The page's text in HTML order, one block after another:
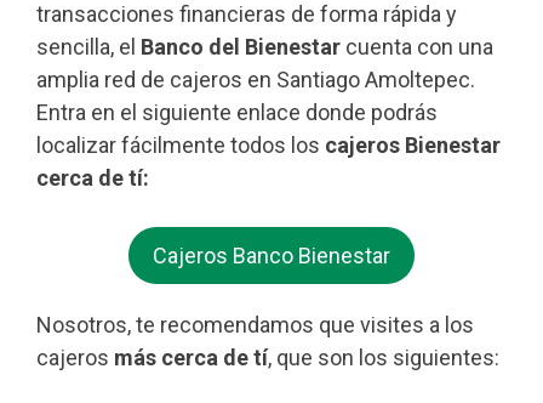
transacciones financieras de forma rápida y
sencilla, el Banco del Bienestar cuenta con una
amplia red de cajeros en Santiago Amoltepec.
Entra en el siguiente enlace donde podrás
localizar fácilmente todos los cajeros Bienestar
cerca de tí:
Cajeros Banco Bienestar
Nosotros, te recomendamos que visites a los
cajeros más cerca de tí, que son los siguientes: